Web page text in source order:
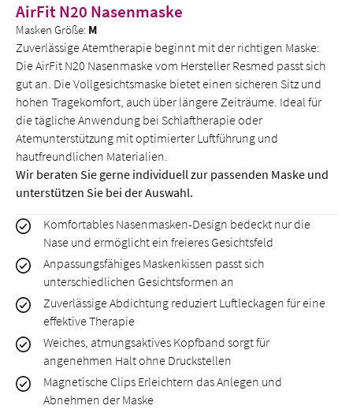
AirFit N20 Nasenmaske
Masken Größe: M
Zuverlässige Atemtherapie beginnt mit der richtigen Maske:
Die AirFit N20 Nasenmaske vom Hersteller Resmed passt sich
gut an. Die Vollgesichtsmaske bietet einen sicheren Sitz und
hohen Tragekomfort, auch über längere Zeiträume. Ideal für
die tägliche Anwendung bei Schlaftherapie oder
Atemunterstützung mit optimierter Luftführung und
hautfreundlichen Materialien.
Wir beraten Sie gerne individuell zur passenden Maske und
unterstützen Sie bei der Auswahl.
Komfortables Nasenmasken-Design bedeckt nur die
Nase und ermöglicht ein freieres Gesichtsfeld
Anpassungsfähiges Maskenkissen passt sich
unterschiedlichen Gesichtsformen an
Zuverlässige Abdichtung reduziert Luftleckagen für eine
effektive Therapie
Weiches, atmungsaktives Kopfband sorgt für
angenehmen Halt ohne Druckstellen
Magnetische Clips Erleichtern das Anlegen und
Abnehmen der Maske